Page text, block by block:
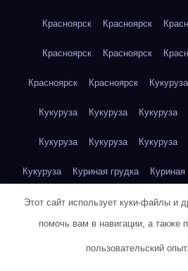
Красноярск Красноярск
Красноярск Красноярск
Красноярск Красноярск Кукуруза
Кукуруза Кукуруза Кукуруза
Кукуруза Кукуруза Кукуруза
Кукуруза Куриная грудка Куриная
Куриная грудка Куриная
Куриная
Этот сайт использует куки-файлы и
помочь вам в навигации, а также
пользовательский опыт.